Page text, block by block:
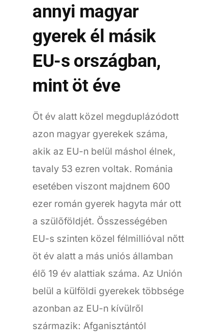
annyi magyar
gyerek él másik
EU-s országban,
mint öt éve
Öt év alatt közel megduplázódott
azon magyar gyerekek száma,
akik az EU-n belül máshol élnek,
tavaly 53 ezren voltak. Románia
esetében viszont majdnem 600
ezer román gyerek hagyta már ott
a szülőföldjét. Összességében
EU-s szinten közel félmillióval nőtt
öt év alatt a más uniós államban
élő 19 év alattiak száma. Az Unión
belül a külföldi gyerekek többsége
azonban az EU-n kívülről
származik: Afganisztántól